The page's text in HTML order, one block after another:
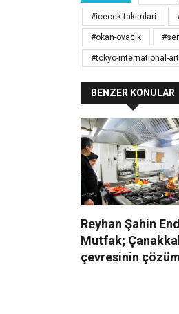
#icecek-takimlari
#okan-ovacik
#tokyo-international-
BENZER KONULAR
Reyhan Şahin
Mutfak;
çevresinin